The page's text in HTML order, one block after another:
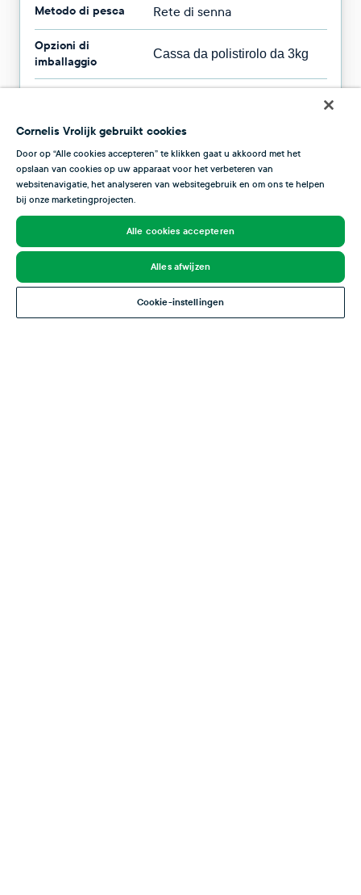
Metodo di pesca Rete di senna
Opzioni di
imballaggio
Cassa da polistirolo da 3kg
Stagione del pesce
In questa panoramica puoi vedere quando la triglia
rossa è al suo meglio. La triglia rossa raggiunge il picco
in autunno, ma è disponibile tutto l’anno.
Gen Feb Mar Apr Mag Giu Lug Ago Sett Ott Nov Dic
Cornelis Vrolijk gebruikt cookies
Door op “Alle cookies accepteren” te klikken gaat u akkoord met het
opslaan van cookies op uw apparaat voor het verbeteren van
websitenavigatie, het analyseren van websitegebruik en om ons te helpen
bij onze marketingprojecten.
Alle cookies accepteren
Alles afwijzen
Cookie-instellingen